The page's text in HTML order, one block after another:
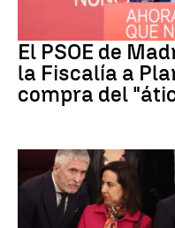
El PSOE de
la Fiscalía a
compra del